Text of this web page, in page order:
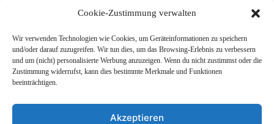
Cookie-Zustimmung verwalten
Wir verwenden Technologien wie Cookies, um Geräteinformationen zu speichern
und/oder darauf zuzugreifen. Wir tun dies, um das Browsing-Erlebnis zu verbessern
und um (nicht) personalisierte Werbung anzuzeigen. Wenn du nicht zustimmst oder die
Zustimmung widerrufst, kann dies bestimmte Merkmale und Funktionen
beeinträchtigen.
Akzeptieren
LinkedIn
Mastodon